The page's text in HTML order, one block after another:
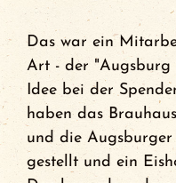
Das war ein
Art - der "Augsburg
Idee bei der
haben das
und die Augsburger
gestellt und ein